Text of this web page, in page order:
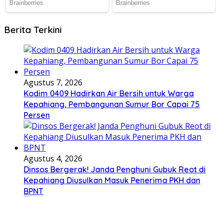
Berita Terkini
Agustus 7, 2026
Kodim 0409 Hadirkan Air Bersih untuk Warga
Kepahiang, Pembangunan Sumur Bor Capai 75
Persen
Agustus 4, 2026
Dinsos Bergerak! Janda Penghuni Gubuk Reot di
Kepahiang Diusulkan Masuk Penerima PKH dan
BPNT